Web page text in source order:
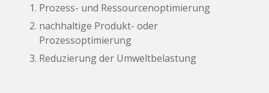
Prozess- und Ressourcenoptimierung
nachhaltige Produkt- oder
Prozessoptimierung
Reduzierung der Umweltbelastung